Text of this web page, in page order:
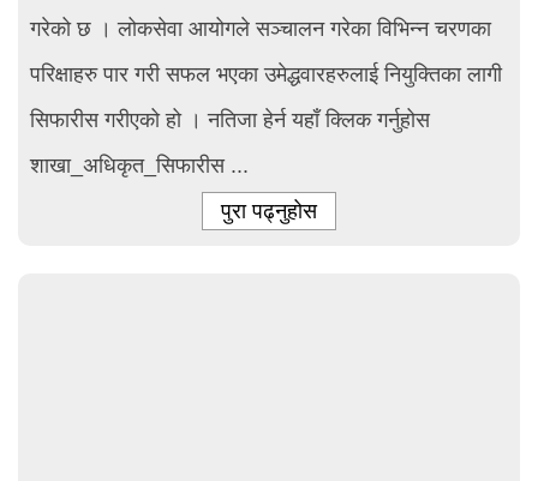
गरेको छ । लोकसेवा आयोगले सञ्चालन गरेका विभिन्न चरणका
परिक्षाहरु पार गरी सफल भएका उमेद्धवारहरुलाई नियुक्तिका लागी
सिफारीस गरीएको हो । नतिजा हेर्न यहाँ क्लिक गर्नुहोस
शाखा_अधिकृत_सिफारीस ...
पुरा पढ्नुहोस